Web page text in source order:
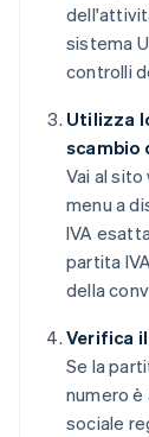
sistema
controlli
Utilizza
scambio
Vai al sito
menu a
IVA
partita
della
Verifica
Se la
numero
sociale